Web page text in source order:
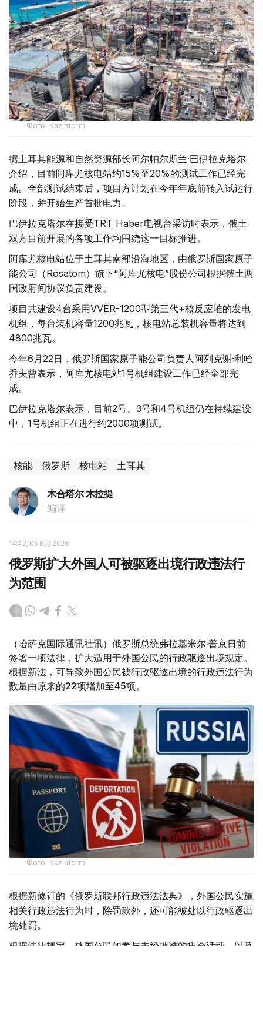
Фото: Kazinform
据土耳其能源和自然资源部长阿尔帕尔斯兰·巴伊拉克塔尔
介绍，目前阿库尤核电站约15%至20%的测试工作已经完
成。全部测试结束后，项目方计划在今年年底前转入试运行
阶段，并开始生产首批电力。
巴伊拉克塔尔在接受TRT Haber电视台采访时表示，俄土
双方目前开展的各项工作均围绕这一目标推进。
阿库尤核电站位于土耳其南部沿海地区，由俄罗斯国家原子
能公司（Rosatom）旗下“阿库尤核电”股份公司根据俄土两
国政府间协议负责建设。
项目共建设4台采用VVER-1200型第三代+核反应堆的发电
机组，每台装机容量1200兆瓦，核电站总装机容量将达到
4800兆瓦。
今年6月22日，俄罗斯国家原子能公司负责人阿列克谢·利哈
乔夫曾表示，阿库尤核电站1号机组建设工作已经全部完
成。
巴伊拉克塔尔表示，目前2号、3号和4号机组仍在持续建设
中，1号机组正在进行约2000项测试。
核能 俄罗斯 核电站 土耳其
木合塔尔 木拉提
编译
14:42, 05 8月 2026
俄罗斯扩大外国人可被驱逐出境行政违法行
为范围
（哈萨克国际通讯社讯）俄罗斯总统弗拉基米尔·普京日前
签署一项法律，扩大适用于外国公民的行政驱逐出境规定。
根据新法，可导致外国公民被行政驱逐出境的行政违法行为
数量由原来的22项增加至45项。
Фото: Kazinform
根据新修订的《俄罗斯联邦行政违法法典》，外国公民实施
相关行政违法行为时，除罚款外，还可能被处以行政驱逐出
境处罚。
根据法律规定，外国公民如参与未经批准的集会活动，以及